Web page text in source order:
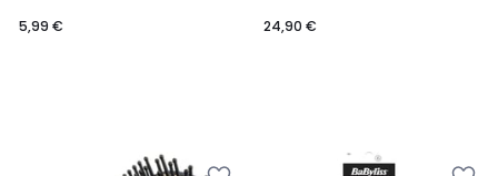
5,99 €
24,90 €